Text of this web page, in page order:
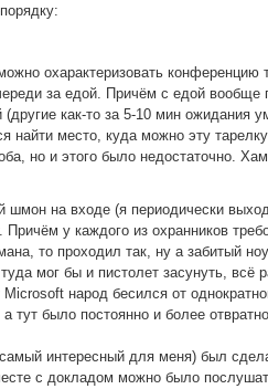
охарактеризовать конференцию
за едой. Причём с едой
(другие как-то за 5-10 мин ожидания
найти место, куда можно эту
но и этого было недостаточно.
шмон на входе (я периодически
Причём у каждого из охранников
то проходил так, ну а забитый
мог бы и пистолет засунуть,
народ бесился от
а тут было постоянно и более
интересный для меня) был
с докладом можно было